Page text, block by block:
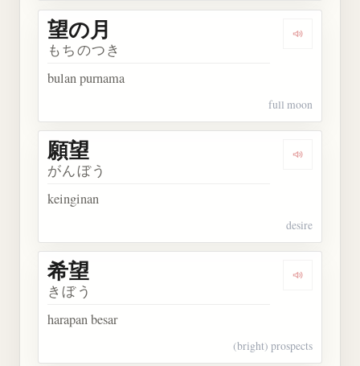
Dengarkan
望の月
もちのつき
bulan purnama
full moon
Dengarkan
願望
がんぼう
keinginan
desire
Dengarkan
希望
きぼう
harapan besar
(bright) prospects